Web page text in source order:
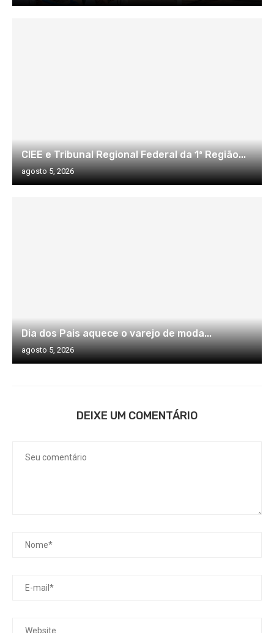
CIEE e Tribunal Regional Federal da 1ª Região...
agosto 5, 2026
Dia dos Pais aquece o varejo de moda...
agosto 5, 2026
DEIXE UM COMENTÁRIO